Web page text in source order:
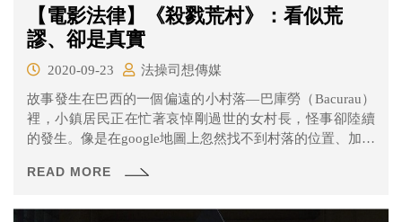
【電影法律】《殺戮荒村》：看似荒
謬、卻是真實
2020-09-23
法操司想傳媒
故事發生在巴西的一個偏遠的小村落—巴庫勞（Bacurau）
裡，小鎮居民正在忙著哀悼剛過世的女村長，怪事卻陸續
的發生。像是在google地圖上忽然找不到村落的位置、加水
騰。原本以為這可能是討人厭的市長為了警告居民們所做
READ MORE